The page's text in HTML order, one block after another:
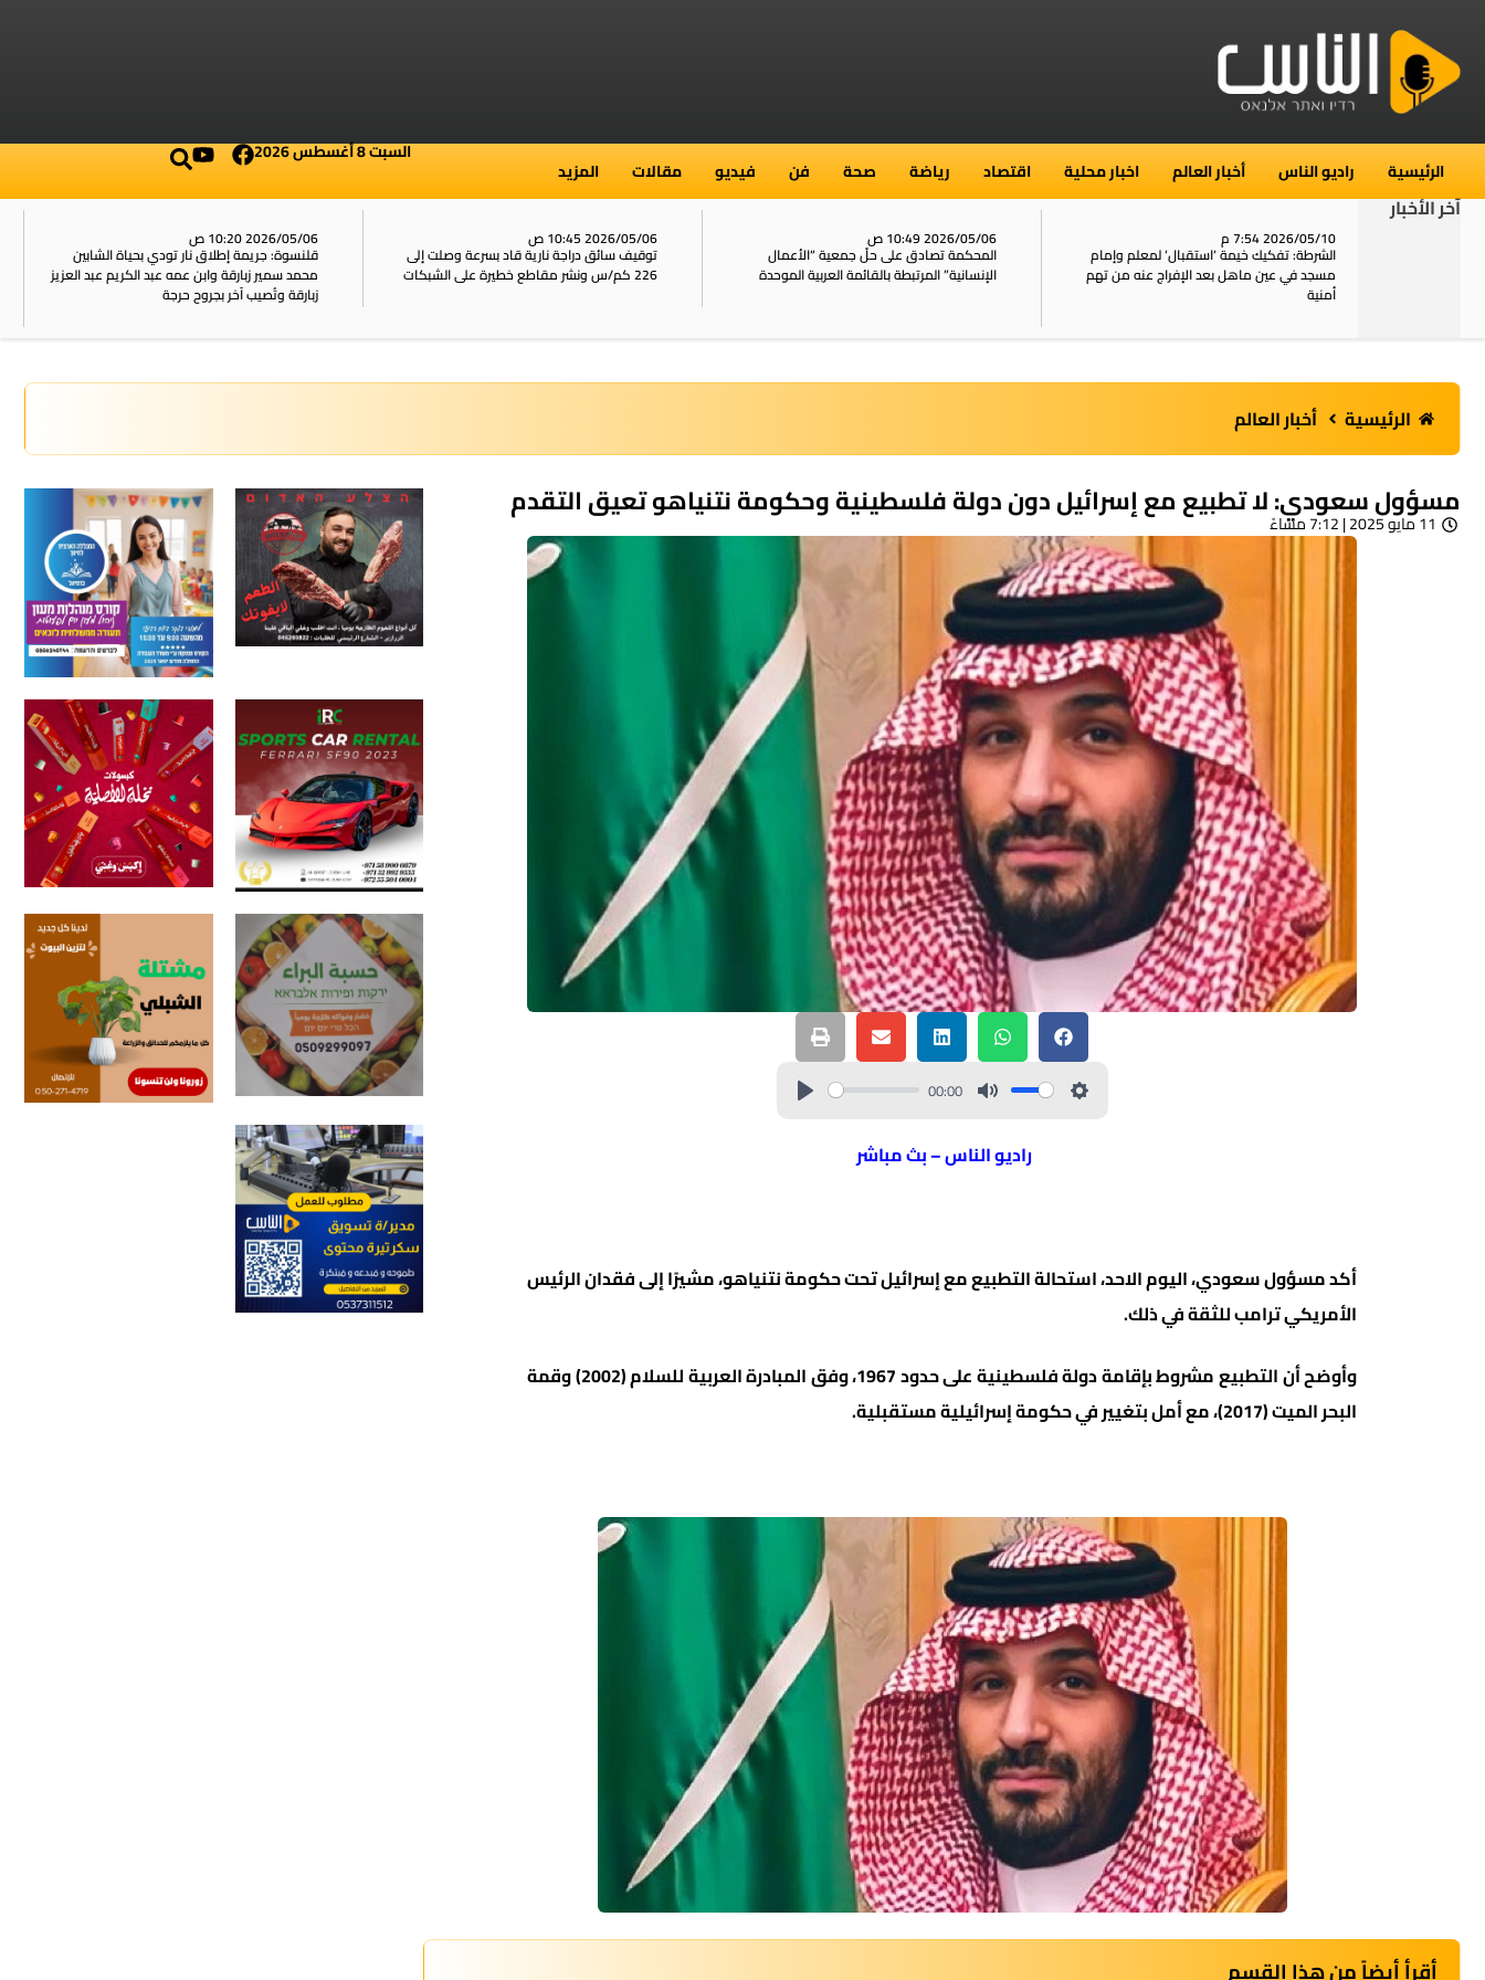
الرئيسية راديو الناس أخبار العالم اخبار محلية اقتصاد رياضة صحة فن فيديو مقالات المزيد
السبت 8 أغسطس 2026
آخر الأخبار
2026/05/10 7:54 م
الشرطة: تفكيك خيمة ‘استقبال‘ لمعلم وإمام
مسجد في عين ماهل بعد الإفراج عنه من تهم
أمنية
2026/05/06 10:49 ص
المحكمة تصادق على حلّ جمعية “الأعمال
الإنسانية” المرتبطة بالقائمة العربية الموحدة
2026/05/06 10:45 ص
توقيف سائق دراجة نارية قاد بسرعة وصلت إلى
226 كم/س ونشر مقاطع خطيرة على الشبكات
2026/05/06 10:20 ص
قلنسوة: جريمة إطلاق نار تودي بحياة الشابين
محمد سمير زبارقة وابن عمه عبد الكريم عبد العزيز
زبارقة وتُصيب آخر بجروح حرجة
الرئيسية أخبار العالم
مسؤول سعودي: لا تطبيع مع إسرائيل دون دولة فلسطينية وحكومة نتنياهو تعيق التقدم
11 مايو 2025 | 7:12 مساءً
00:00
راديو الناس – بث مباشر
أكد مسؤول سعودي، اليوم الاحد، استحالة التطبيع مع إسرائيل تحت حكومة نتنياهو، مشيرًا إلى فقدان الرئيس
الأمريكي ترامب للثقة في ذلك.
وأوضح أن التطبيع مشروط بإقامة دولة فلسطينية على حدود 1967، وفق المبادرة العربية للسلام (2002) وقمة
البحر الميت (2017)، مع أمل بتغيير في حكومة إسرائيلية مستقبلية.
أقرأ أيضاً من هذا القسم